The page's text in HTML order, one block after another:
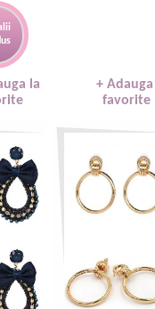
la
+
favorite